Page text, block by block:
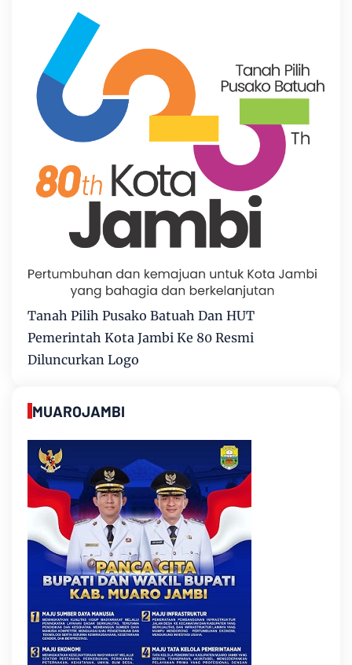
Tanah Pilih Pusako Batuah Dan HUT
Pemerintah Kota Jambi Ke 80 Resmi
Diluncurkan Logo
MUAROJAMBI